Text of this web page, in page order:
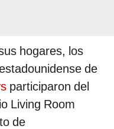
hogares, los
de
participaron del
Living Room
de